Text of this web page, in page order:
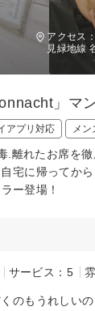
アクセス
見緑地線
」マ
アプリ対応 メン
.離れたお席を
宅に帰ってか
ー登場！
サービス：5